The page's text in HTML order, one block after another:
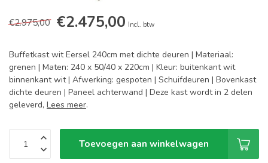
€2.975,00 €2.475,00 Incl. btw
Buffetkast wit Eersel 240cm met dichte deuren | Materiaal:
grenen | Maten: 240 x 50/40 x 220cm | Kleur: buitenkant wit
binnenkant wit | Afwerking: gespoten | Schuifdeuren | Bovenkast
dichte deuren | Paneel achterwand | Deze kast wordt in 2 delen
geleverd, Lees meer.
Toevoegen aan winkelwagen